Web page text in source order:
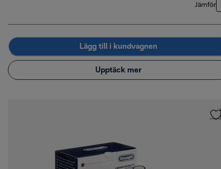
Jämför
Lägg till i kundvagnen
Upptäck mer